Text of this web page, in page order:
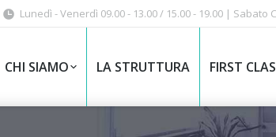
Lunedì - Venerdì 09.00 - 13.00 / 15.00 - 19.00 | Sabato
CHI SIAMO LA STRUTTURA FIRST